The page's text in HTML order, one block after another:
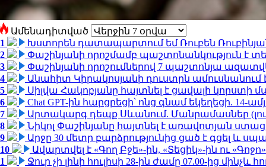
Ամենադիտված
1
Խստորեն դատապարտում եմ Ռուբեն
2
Փաշինյանի որոշմամբ պաշտոնանկություն է
3
Փաշինյանի որոշումներով 7 պաշտոնյա
4
Անահիտ Կիրակոսյանի դուստրն ամուսնանում
5
Սիլվա Հակոբյանը հայտնել է ցավալի կորստի
6
Chat GPT-ին հարցրեցի՝ ոնց գնամ եկեղեցի.
7
Արտակարգ դեպք Սևանում. Մանրամասներ
8
Նիկոլ Փաշինյանը հայտնել է առավոտյան
9
Արջը 30 մետր բարձրությունից ցած է գցել և
10
Ավարտվել է «Գող Բջե»-ին, «Տեցիկ»-ին ու
1
Ջուր չի լինի հուլիսի 28-ին ժամը 07.00-ից մինչև